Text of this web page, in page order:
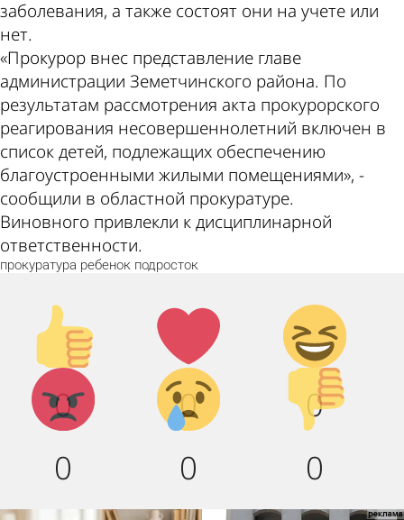
заболевания, а также состоят они на учете или
нет.
«Прокурор внес представление главе
администрации Земетчинского района. По
результатам рассмотрения акта прокурорского
реагирования несовершеннолетний включен в
список детей, подлежащих обеспечению
благоустроенными жилыми помещениями», -
сообщили в областной прокуратуре.
Виновного привлекли к дисциплинарной
ответственности.
прокуратура ребенок подросток
Палец
вверх!
0
Лайк!
0
Дикий
смех!
0
Агрессия!
0
Грусть :
(
0
Палец
вниз!
0